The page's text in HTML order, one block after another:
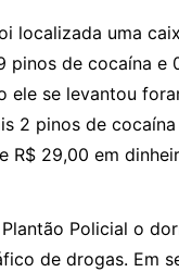
localizada uma
pinos de cocaína e
ele se levantou
2 pinos de
R$ 29,00 em
Policial o
de drogas. Em